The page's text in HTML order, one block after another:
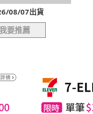
08/07出貨
要推薦